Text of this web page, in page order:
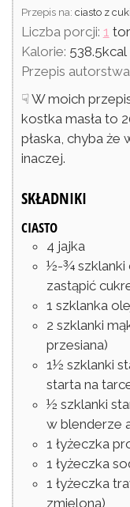
Przepis na: ciasto z
Liczba porcji: 1
Kalorie: 538.5kcal
Przepis
☟ W moich przepisach szklanka ma zawsze 250 ml,
kostka masła to
płaska, chyba że
inaczej.
SKŁADNIKI
CIASTO
4 jajka
½-¾ szklanki
zastąpić
1 szklanka
2 szklanki
przesiana)
1½ szklanki
starta na
½ szklanki
w blenderze
1 łyżeczka
1 łyżeczka
1 łyżeczka
zmielona)